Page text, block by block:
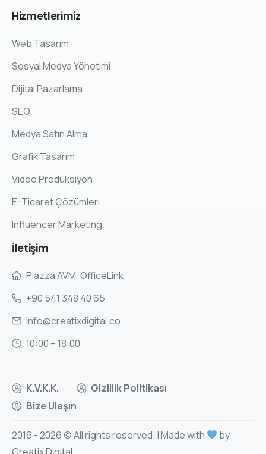
Hizmetlerimiz
Web Tasarım
Sosyal Medya Yönetimi
Dijital Pazarlama
SEO
Medya Satın Alma
Grafik Tasarım
Video Prodüksiyon
E-Ticaret Çözümleri
Influencer Marketing
İletişim
Piazza AVM, OfficeLink
+90 541 348 40 65
info@creatixdigital.co
10:00 – 18:00
K.V.K.K.
Gizlilik Politikası
Bize Ulaşın
2016 - 2026 © All rights reserved. | Made with
by
Creatix Digital